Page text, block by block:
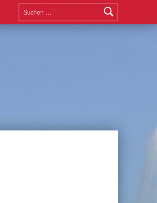
Suchen nach: